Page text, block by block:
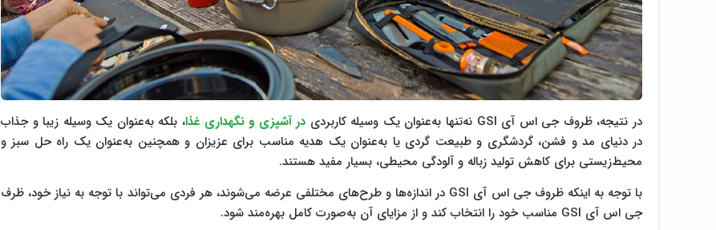
در نتیجه، ظروف جی اس آی GSI نه‌تنها به‌عنوان یک وسیله کاربردی در آشپزی و نگهداری غذا، بلکه به‌عنوان یک وسیله زیبا و جذاب
در دنیای مد و فشن، گردشگری و طبیعت گردی یا به‌عنوان یک هدیه مناسب برای عزیزان و همچنین به‌عنوان یک راه حل سبز و
محیط‌زیستی برای کاهش تولید زباله و آلودگی محیطی، بسیار مفید هستند.
با توجه به اینکه ظروف جی اس آی GSI در اندازه‌ها و طرح‌های مختلفی عرضه می‌شوند، هر فردی می‌تواند با توجه به نیاز خود، ظرف
جی اس آی GSI مناسب خود را انتخاب کند و از مزایای آن به‌صورت کامل بهره‌مند شود.